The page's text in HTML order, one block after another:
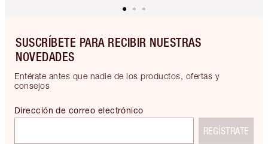
SUSCRÍBETE PARA RECIBIR NUESTRAS
NOVEDADES
Entérate antes que nadie de los productos, ofertas y
consejos
Dirección de correo electrónico
REGÍSTRATE